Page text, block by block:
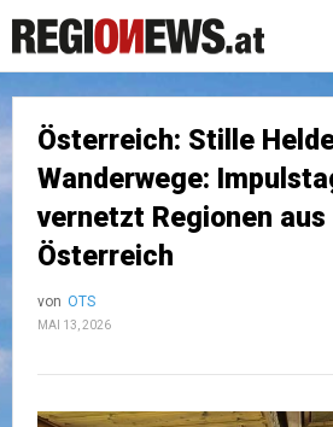
Österreich: Stille
Wanderwege:
vernetzt Regionen aus
Österreich
von OTS
MAI 13, 2026